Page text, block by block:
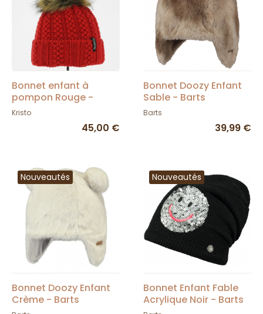
Bonnet enfant à
pompon Rouge -
Kristo
Kristo
45,00 €
Bonnet Doozy Enfant
Sable - Barts
Barts
39,99 €
Nouveautés
Bonnet Doozy Enfant
Crème - Barts
Nouveautés
Bonnet Enfant Fable
Acrylique Noir - Barts